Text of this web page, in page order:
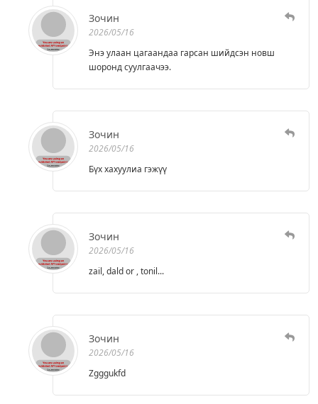
Зочин
2026/05/16
Энэ улаан цагаандаа гарсан шийдсэн новш
шоронд суулгаачээ.
Зочин
2026/05/16
Бүх хахуулиа гэжүү
Зочин
2026/05/16
zail, dald or , tonil...
Зочин
2026/05/16
Zgggukfd